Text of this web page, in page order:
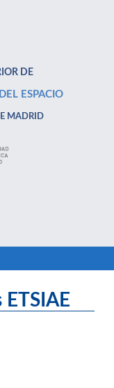
DE
ESPACIO
MADRID